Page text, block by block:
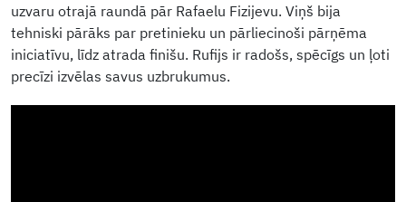
uzvaru otrajā raundā pār Rafaelu Fizijevu. Viņš bija
tehniski pārāks par pretinieku un pārliecinoši pārņēma
iniciatīvu, līdz atrada finišu. Rufijs ir radošs, spēcīgs un ļoti
precīzi izvēlas savus uzbrukumus.